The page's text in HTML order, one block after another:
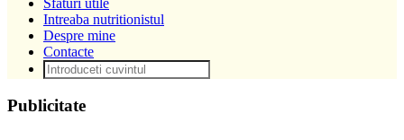
Sfaturi utile
Intreaba nutritionistul
Despre mine
Contacte
Publicitate